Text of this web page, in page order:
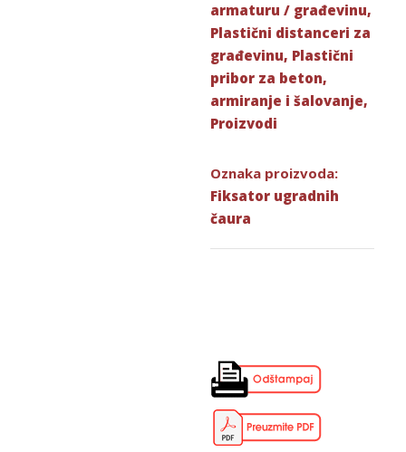
armaturu / građevinu,
Plastični distanceri za
građevinu, Plastični
pribor za beton,
armiranje i šalovanje,
Proizvodi
Oznaka proizvoda:
Fiksator ugradnih
čaura